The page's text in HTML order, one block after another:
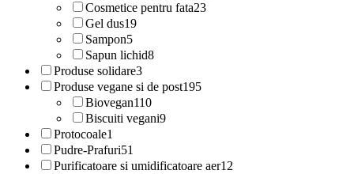
Cosmetice pentru fata23
Gel dus19
Sampon5
Sapun lichid8
Produse solidare3
Produse vegane si de post195
Biovegan110
Biscuiti vegani9
Protocoale1
Pudre-Prafuri51
Purificatoare si umidificatoare aer12